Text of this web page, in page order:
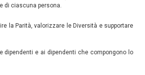
di ciascuna persona.
la Parità, valorizzare le Diversità e supportare
dipendenti e ai dipendenti che compongono lo